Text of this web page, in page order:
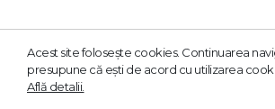
Acest site foloseşte cookies. Continuarea
presupune că eşti de acord cu utilizarea
Află detalii.